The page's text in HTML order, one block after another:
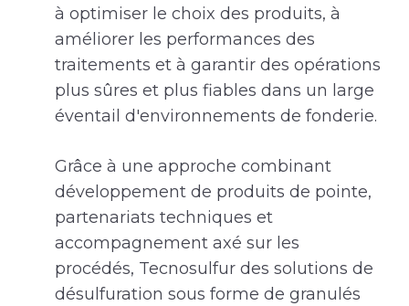
à optimiser le choix des produits, à
améliorer les performances des
traitements et à garantir des opérations
plus sûres et plus fiables dans un large
éventail d'environnements de fonderie.
Grâce à une approche combinant
développement de produits de pointe,
partenariats techniques et
accompagnement axé sur les
procédés, Tecnosulfur des solutions de
désulfuration sous forme de granulés